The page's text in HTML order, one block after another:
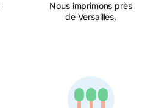
Nous imprimons près
de Versailles.